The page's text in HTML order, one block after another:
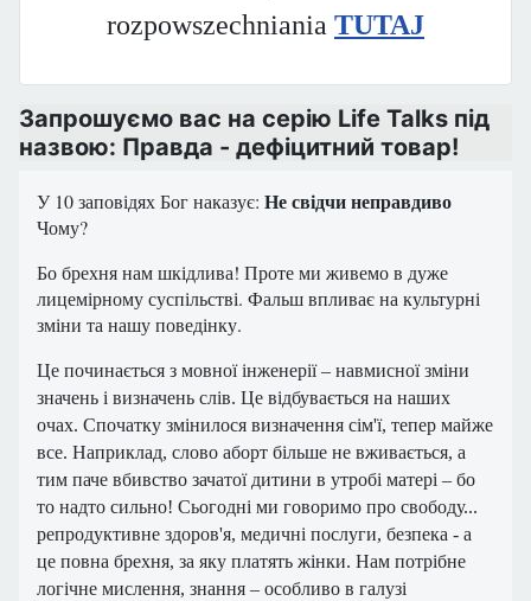
rozpowszechniania TUTAJ
Запрошуємо вас на серію Life Talks під
назвою: Правда - дефіцитний товар!
У 10 заповідях Бог наказує: Не свідчи неправдиво
Чому?
Бо брехня нам шкідлива! Проте ми живемо в дуже
лицемірному суспільстві. Фальш впливає на культурні
зміни та нашу поведінку.
Це починається з мовної інженерії – навмисної зміни
значень і визначень слів. Це відбувається на наших
очах. Спочатку змінилося визначення сім'ї, тепер майже
все. Наприклад, слово аборт більше не вживається, а
тим паче вбивство зачатої дитини в утробі матері – бо
то надто сильно! Сьогодні ми говоримо про свободу...
репродуктивне здоров'я, медичні послуги, безпека - а
це повна брехня, за яку платять жінки. Нам потрібне
логічне мислення, знання – особливо в галузі